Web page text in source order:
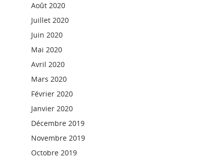
Août 2020
Juillet 2020
Juin 2020
Mai 2020
Avril 2020
Mars 2020
Février 2020
Janvier 2020
Décembre 2019
Novembre 2019
Octobre 2019